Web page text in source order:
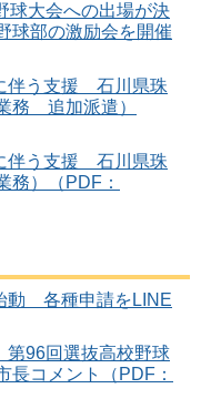
大会への出場が決
球部の激励会を開催
伴う支援 石川県珠
務 追加派遣）
伴う支援 石川県珠
務）（PDF：
動 各種申請をLINE
96回選抜高校野球
コメント（PDF：